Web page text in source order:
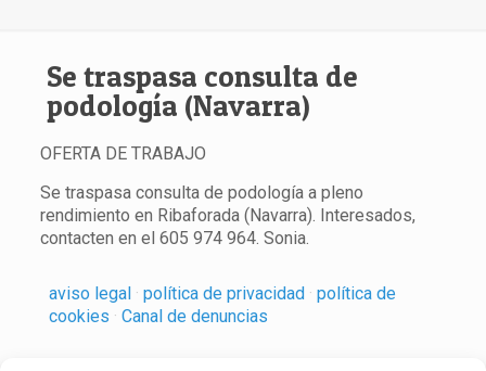
Se traspasa consulta de
podología (Navarra)
OFERTA DE TRABAJO
Se traspasa consulta de podología a pleno
rendimiento en Ribaforada (Navarra). Interesados,
contacten en el 605 974 964. Sonia.
aviso legal · política de privacidad · política de
cookies · Canal de denuncias